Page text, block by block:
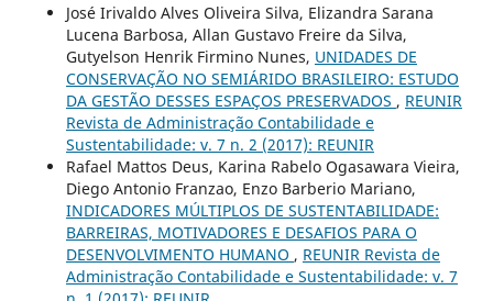
José Irivaldo Alves Oliveira Silva, Elizandra Sarana
Lucena Barbosa, Allan Gustavo Freire da Silva,
Gutyelson Henrik Firmino Nunes, UNIDADES DE
CONSERVAÇÃO NO SEMIÁRIDO BRASILEIRO: ESTUDO
DA GESTÃO DESSES ESPAÇOS PRESERVADOS , REUNIR
Revista de Administração Contabilidade e
Sustentabilidade: v. 7 n. 2 (2017): REUNIR
Rafael Mattos Deus, Karina Rabelo Ogasawara Vieira,
Diego Antonio Franzao, Enzo Barberio Mariano,
INDICADORES MÚLTIPLOS DE SUSTENTABILIDADE:
BARREIRAS, MOTIVADORES E DESAFIOS PARA O
DESENVOLVIMENTO HUMANO , REUNIR Revista de
Administração Contabilidade e Sustentabilidade: v. 7